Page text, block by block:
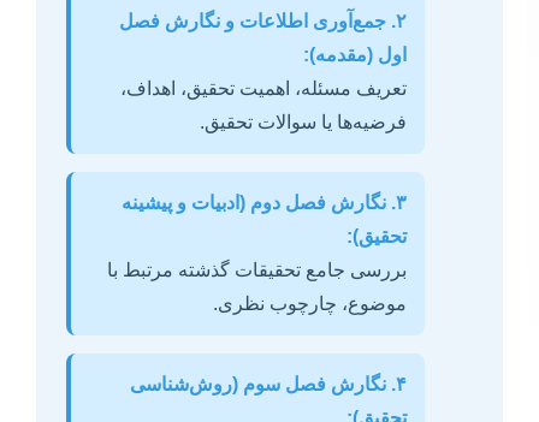
۲. جمع‌آوری اطلاعات و نگارش فصل
اول (مقدمه):
تعریف مسئله، اهمیت تحقیق، اهداف،
فرضیه‌ها یا سوالات تحقیق.
۳. نگارش فصل دوم (ادبیات و پیشینه
تحقیق):
بررسی جامع تحقیقات گذشته مرتبط با
موضوع، چارچوب نظری.
۴. نگارش فصل سوم (روش‌شناسی